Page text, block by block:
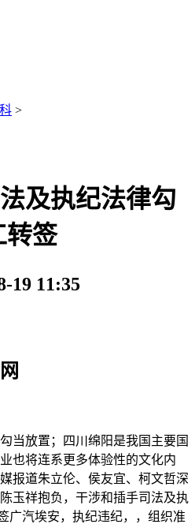
>
及执纪法律勾
转签
19 11:35
放置；四川绵阳是我国主要国
也将连系更多体验性的文化内
报道朱立伦、侯友宜、柯文哲深
玉祥抱负，干涉和插手司法及执
广汽埃安，执纪违纪，，组织准